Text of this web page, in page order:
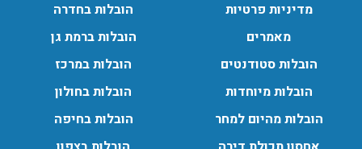
מדיניות פרטיות
מאמרים
הובלות סטודנטים
הובלות מיוחדות
הובלות מהיום למחר
הובלות בחדרה
הובלות ברמת גן
הובלות במרכז
הובלות בחולון
הובלות בחיפה